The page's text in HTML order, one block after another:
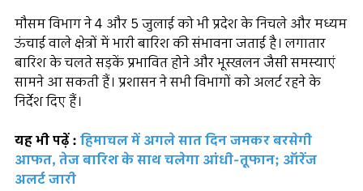
मौसम विभाग ने 4 और 5 जुलाई को भी प्रदेश के निचले और मध्यम
ऊंचाई वाले क्षेत्रों में भारी बारिश की संभावना जताई है। लगातार
बारिश के चलते सड़कें प्रभावित होने और भूस्खलन जैसी समस्याएं
सामने आ सकती हैं। प्रशासन ने सभी विभागों को अलर्ट रहने के
निर्देश दिए हैं।
यह भी पढ़ें : हिमाचल में अगले सात दिन जमकर बरसेगी
आफत, तेज बारिश के साथ चलेगा आंधी-तूफान; ऑरेंज
अलर्ट जारी